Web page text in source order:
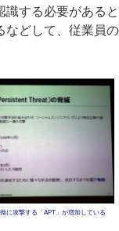
識する必要があると
などして、従業員の
に攻撃する「APT」が増加している